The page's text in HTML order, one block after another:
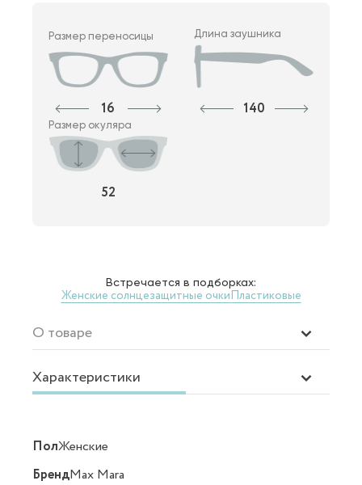
Размер переносицы
16
Длина заушника
140
Размер окуляра
52
Встречается в подборках:
Женские солнцезащитные очкиПластиковые
О товаре
Характеристики
ПолЖенские
БрендMax Mara